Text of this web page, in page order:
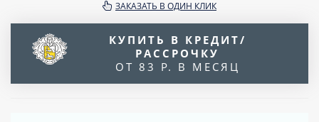
ЗАКАЗАТЬ В ОДИН КЛИК
КУПИТЬ В КРЕДИТ/
РАССРОЧКУ
ОТ 83 Р. В МЕСЯЦ